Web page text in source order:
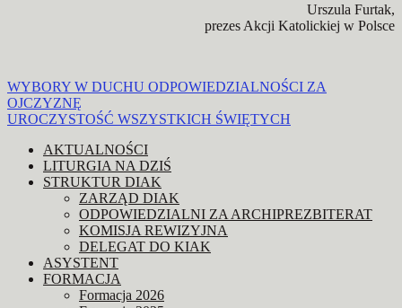
Urszula Furtak,
prezes Akcji Katolickiej w Polsce
Nawigacja
wpisu
WYBORY W DUCHU ODPOWIEDZIALNOŚCI ZA
OJCZYZNĘ
UROCZYSTOŚĆ WSZYSTKICH ŚWIĘTYCH
AKTUALNOŚCI
LITURGIA NA DZIŚ
STRUKTUR DIAK
ZARZĄD DIAK
ODPOWIEDZIALNI ZA ARCHIPREZBITERAT
KOMISJA REWIZYJNA
DELEGAT DO KIAK
ASYSTENT
FORMACJA
Formacja 2026